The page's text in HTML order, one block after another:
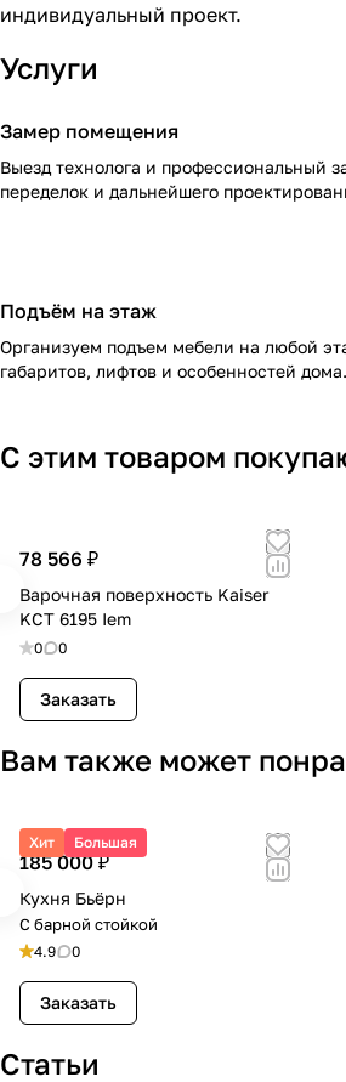
индивидуальный проект.
Услуги
Замер помещения
Выезд технолога и профессиональный
переделок и дальнейшего
Подъём на этаж
Организуем подъем мебели на любой
габаритов, лифтов и особенностей дома.
С этим товаром
78 566 ₽
Варочная поверхность Kaiser
KCT 6195 Iem
0 0
Заказать
Вам также может
Хит Большая
185 000 ₽
Кухня Бьёрн
С барной стойкой
4.9 0
Заказать
Статьи